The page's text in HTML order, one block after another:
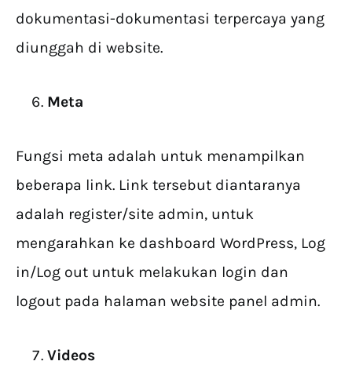
dokumentasi-dokumentasi terpercaya yang
diunggah di website.
Meta
Fungsi meta adalah untuk menampilkan
beberapa link. Link tersebut diantaranya
adalah register/site admin, untuk
mengarahkan ke dashboard WordPress, Log
in/Log out untuk melakukan login dan
logout pada halaman website panel admin.
Videos